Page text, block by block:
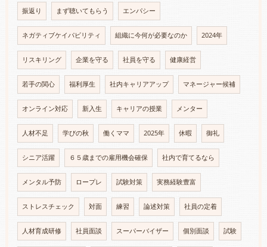
振返り まず聴いてもらう エンパシー
ネガティブケイパビリティ 組織に今何が必要なのか 2024年
リスキリング 企業を守る 社員を守る 健康経営
若手の関心 福利厚生 社内キャリアアップ マネージャー候補
オンライン対応 新入生 キャリアの授業 メンター
人材不足 学びの秋 働くママ 2025年 休暇 御礼
シニア活躍 ６５歳までの雇用機会確保 社内で育てるなら
メンタル予防 ロープレ 試験対策 実務経験豊富
ストレスチェック 対面 練習 論述対策 社員の定着
人材育成研修 社員面談 スーパーバイザー 個別面談 試験